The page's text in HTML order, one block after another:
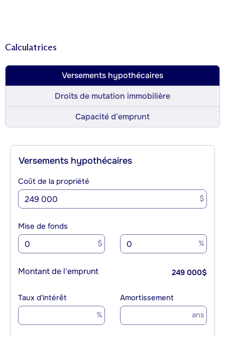
Calculatrices
Versements hypothécaires
Droits de mutation immobilière
Capacité d’emprunt
Versements hypothécaires
Coût de la propriété
$
Mise de fonds
$ %
Montant de l'emprunt 249 000$
Taux d'intérêt
%
Amortissement
ans